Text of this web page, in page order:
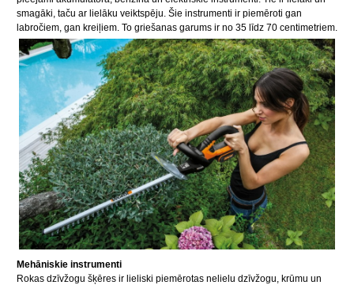
smagāki, taču ar lielāku veiktspēju. Šie instrumenti ir piemēroti gan
labročiem, gan kreiļiem. To griešanas garums ir no 35 līdz 70 centimetriem.
Mehāniskie instrumenti
Rokas dzīvžogu šķēres ir lieliski piemērotas nelielu dzīvžogu, krūmu un